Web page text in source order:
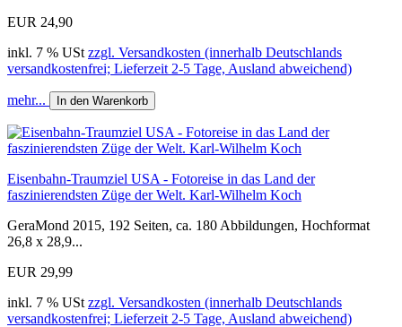
EUR 24,90
inkl. 7 % USt zzgl. Versandkosten (innerhalb Deutschlands
versandkostenfrei; Lieferzeit 2-5 Tage, Ausland abweichend)
mehr... In den Warenkorb
Eisenbahn-Traumziel USA - Fotoreise in das Land der
faszinierendsten Züge der Welt. Karl-Wilhelm Koch
GeraMond 2015, 192 Seiten, ca. 180 Abbildungen, Hochformat
26,8 x 28,9...
EUR 29,99
inkl. 7 % USt zzgl. Versandkosten (innerhalb Deutschlands
versandkostenfrei; Lieferzeit 2-5 Tage, Ausland abweichend)